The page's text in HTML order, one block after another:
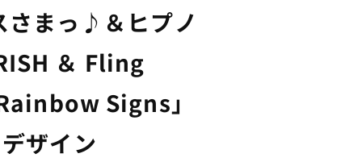
さまっ♪＆ヒプノ
＆ Fling
Signs」
ザイン